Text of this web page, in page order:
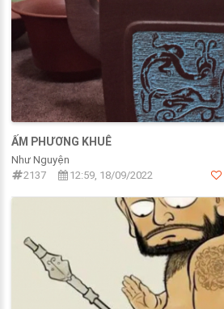
ẤM PHƯƠNG KHUÊ
Như Nguyện
2137
12:59, 18/09/2022